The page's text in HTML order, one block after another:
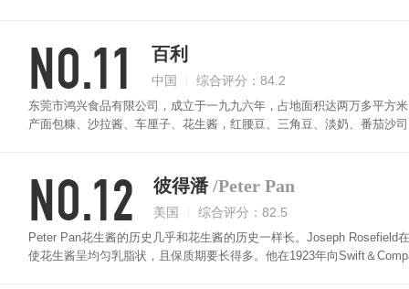
NO.11 百利
中国 综合评分：84.2
东莞市鸿兴食品有限公司，成立于一九九六年，占地面积达两万多平方
产面包糠、沙拉酱、车厘子、花生酱，红腰豆、三角豆、淡奶、番茄沙
NO.12 彼得潘 /Peter Pan
美国 综合评分：82.5
Peter Pan花生酱的历史几乎和花生酱的历史一样长。Joseph
使花生酱呈均匀乳脂状，且保质期要长得多。他在1923年向Swift＆